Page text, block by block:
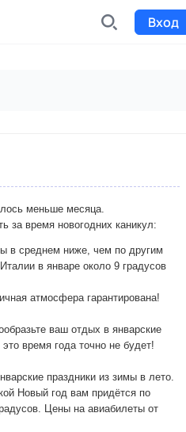
Вход
Билеты на мероприятия
Выпуск и продажа билетов
меньше месяца.
за время новогодних каникул:
в среднем ниже, чем по другим
в январе около 9 градусов
атмосфера гарантирована!
ваш отдых в январские
время года точно не будет!
праздники из зимы в лето.
Новый год вам придётся по
Цены на авиабилеты от